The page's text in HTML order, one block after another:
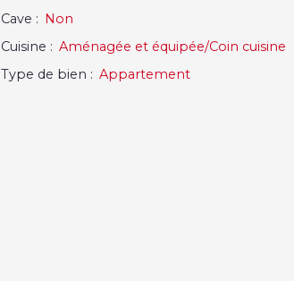
Cave : Non
Cuisine : Aménagée et équipée/Coin cuisine
Type de bien : Appartement